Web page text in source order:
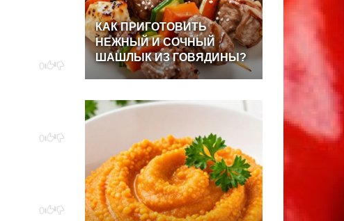
0
0
0
КАКПРИГОТОВИТЬ
НЕЖНЫЙИСОЧНЫЙ
ШАШЛЫКИЗГОВЯДИНЫ?